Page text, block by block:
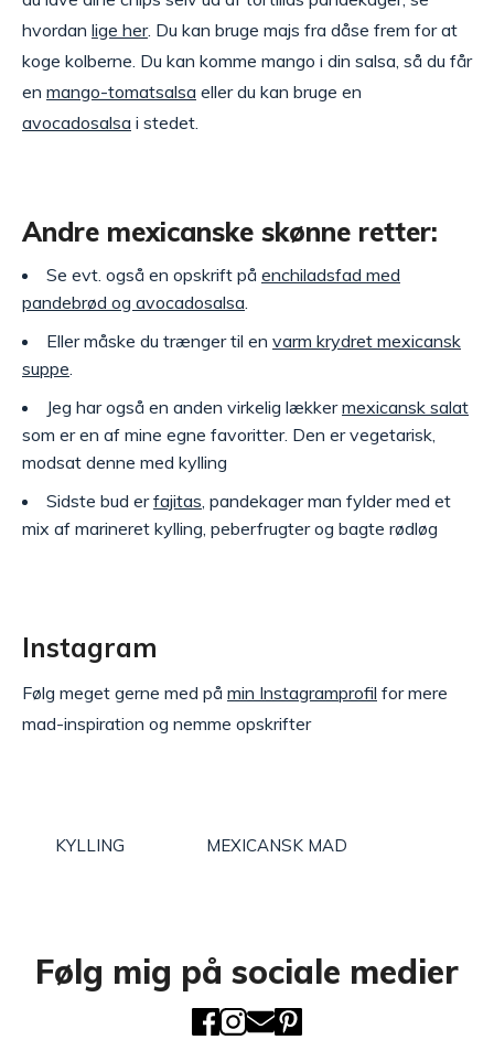
hvordan lige her. Du kan bruge majs fra dåse frem for at
koge kolberne. Du kan komme mango i din salsa, så du får
en mango-tomatsalsa eller du kan bruge en
avocadosalsa i stedet.
Andre mexicanske skønne retter:
Se evt. også en opskrift på enchiladsfad med
pandebrød og avocadosalsa
Eller måske du trænger til en varm krydret mexicansk
suppe
Jeg har også en anden virkelig lækkermexicansk salat
som er en af mine egne favoritter. Den er vegetarisk,
modsat denne med kylling
Sidste bud erfajitas , pandekager man fylder med et
mix af marineret kylling, peberfrugter og bagte rødløg
Instagram
Følg meget gerne med på min Instagramprofil for mere
mad-inspiration og nemme opskrifter
KYLLING MEXICANSK MAD
Følg mig på sociale medier